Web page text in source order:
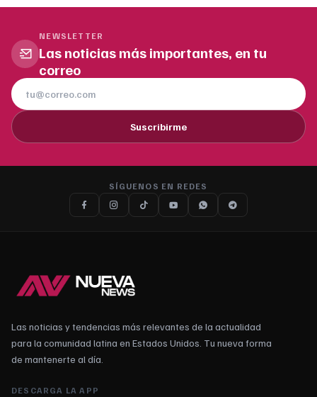
NEWSLETTER
Las noticias más importantes, en tu
correo
Suscribirme
SÍGUENOS EN REDES
Las noticias y tendencias más relevantes de la actualidad
para la comunidad latina en Estados Unidos. Tu nueva forma
de mantenerte al día.
DESCARGA LA APP